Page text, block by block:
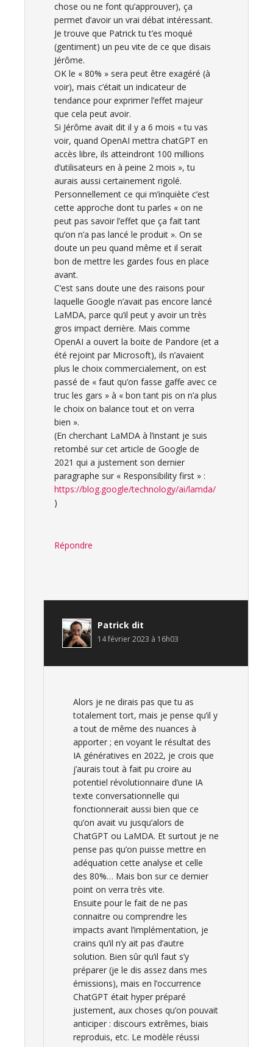
chose ou ne font qu’approuver), ça
permet d’avoir un vrai débat intéressant.
Je trouve que Patrick tu t’es moqué
(gentiment) un peu vite de ce que disais
Jérôme.
OK le « 80% » sera peut être exagéré (à
voir), mais c’était un indicateur de
tendance pour exprimer l’effet majeur
que cela peut avoir.
Si Jérôme avait dit il y a 6 mois « tu vas
voir, quand OpenAI mettra chatGPT en
accès libre, ils atteindront 100 millions
d’utilisateurs en à peine 2 mois », tu
aurais aussi certainement rigolé.
Personnellement ce qui m’inquiète c’est
cette approche dont tu parles « on ne
peut pas savoir l’effet que ça fait tant
qu’on n’a pas lancé le produit ». On se
doute un peu quand même et il serait
bon de mettre les gardes fous en place
avant.
C’est sans doute une des raisons pour
laquelle Google n’avait pas encore lancé
LaMDA, parce qu’il peut y avoir un très
gros impact derrière. Mais comme
OpenAI a ouvert la boite de Pandore (et a
été rejoint par Microsoft), ils n’avaient
plus le choix commercialement, on est
passé de « faut qu’on fasse gaffe avec ce
truc les gars » à « bon tant pis on n’a plus
le choix on balance tout et on verra
bien ».
(En cherchant LaMDA à l’instant je suis
retombé sur cet article de Google de
2021 qui a justement son dernier
paragraphe sur « Responsibility first » :
https://blog.google/technology/ai/lamda/
)
Répondre
Patrick dit
14 février 2023 à 16h03
Alors je ne dirais pas que tu as
totalement tort, mais je pense qu’il y
a tout de même des nuances à
apporter ; en voyant le résultat des
IA génératives en 2022, je crois que
j’aurais tout à fait pu croire au
potentiel révolutionnaire d’une IA
texte conversationnelle qui
fonctionnerait aussi bien que ce
qu’on avait vu jusqu’alors de
ChatGPT ou LaMDA. Et surtout je ne
pense pas qu’on puisse mettre en
adéquation cette analyse et celle
des 80%… Mais bon sur ce dernier
point on verra très vite.
Ensuite pour le fait de ne pas
connaitre ou comprendre les
impacts avant l’implémentation, je
crains qu’il n’y ait pas d’autre
solution. Bien sûr qu’il faut s’y
préparer (je le dis assez dans mes
émissions), mais en l’occurrence
ChatGPT était hyper préparé
justement, aux choses qu’on pouvait
anticiper : discours extrêmes, biais
reproduis, etc. Le modèle réussi